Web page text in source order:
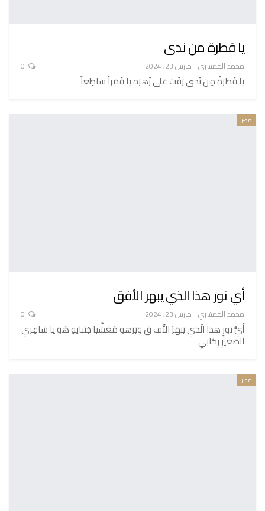
يا قطرة من ندى
محمد الهمشري مارس 23, 2024
يا قَطرَةً مِن نَدى رَفَت عَلى زَهرَه يا قَمَراً ساطِعاً
مصر
أي نور هذا الذي يبهر الأفق
محمد الهمشري مارس 23, 2024
أَيُّ نورٍ هذا الَّذي يَبهَرُ الأُف قَ وَيَزهو مُغَشِّيا جَنَباتِهِ هُوَ يا شاعِري
الصَغيرِ رِكابي
مصر